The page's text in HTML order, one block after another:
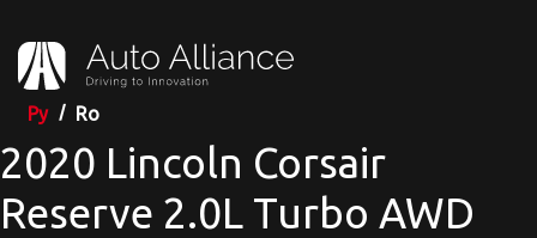
Ру Ro
2020 Lincoln Corsair
Reserve 2.0L Turbo AWD